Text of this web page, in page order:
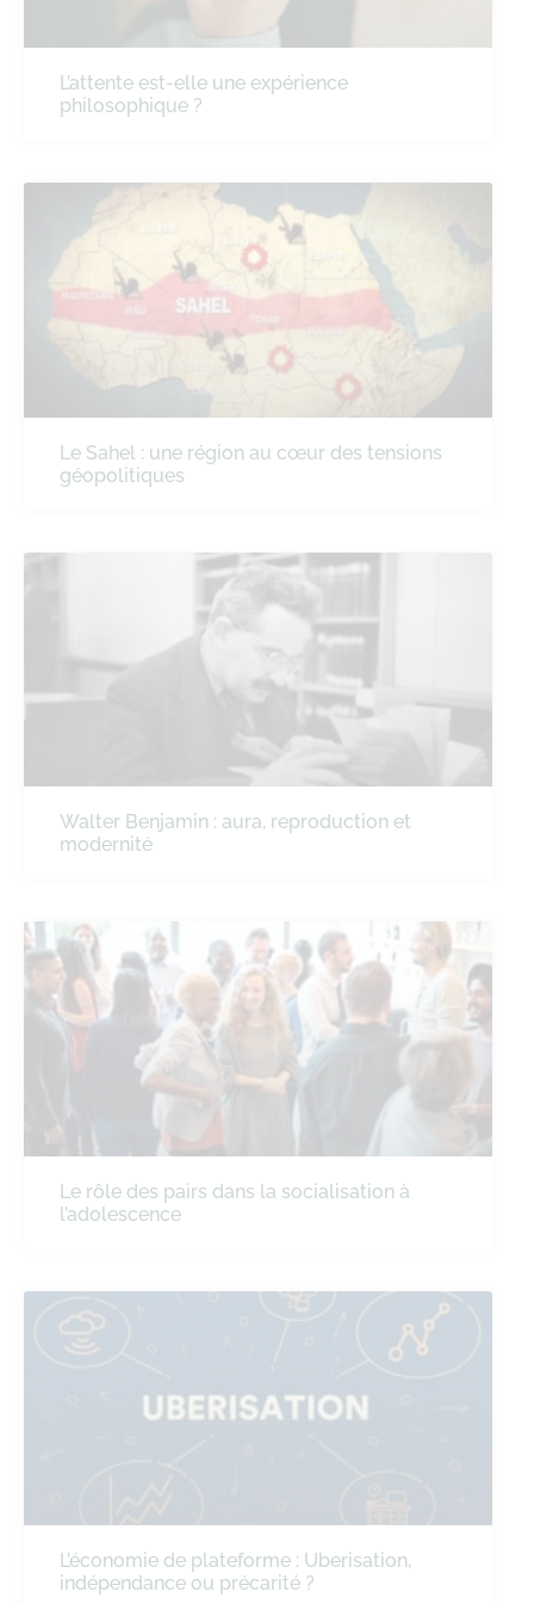
L’attente est-elle une expérience
philosophique ?
Le Sahel : une région au cœur des tensions
géopolitiques
Walter Benjamin : aura, reproduction et
modernité
Le rôle des pairs dans la socialisation à
l’adolescence
L’économie de plateforme : Uberisation,
indépendance ou précarité ?